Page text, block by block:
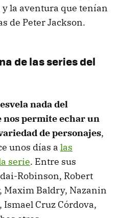
y la aventura que tenían
de Peter Jackson.
de las series del
nada del
nos permite echar un
de personajes,
unos días a las
serie. Entre sus
Robinson, Robert
Maxim Baldry, Nazanin
Cruz Córdova,